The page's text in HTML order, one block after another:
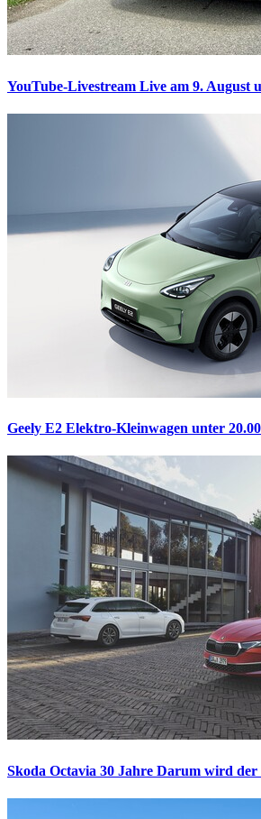
YouTube-Livestream Live am 9. August
Geely E2 Elektro-Kleinwagen unter
Skoda Octavia 30 Jahre Darum wird der